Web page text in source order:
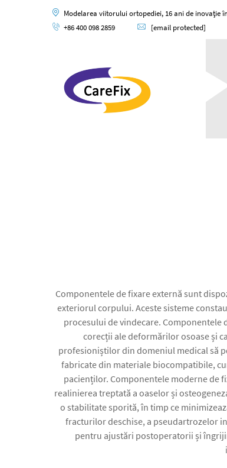
Modelarea viitorului ortopediei, 16 ani de inovație
+86 400 098 2859
[email protected]
Componentele de fixare externă sunt
exteriorul corpului. Aceste sisteme
procesului de vindecare.
corecții ale deformărilor osoase și
profesioniștilor din domeniul medical să
fabricate din materiale biocompatibile,
pacienților. Componentele moderne de
realinierea treptată a oaselor și
o stabilitate sporită, în timp ce
fracturilor deschise, a pseudartrozelor
pentru ajustări postoperatorii și